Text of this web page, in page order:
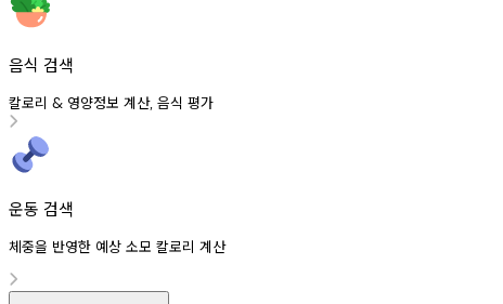
음식 검색
칼로리 & 영양정보 계산, 음식 평가
운동 검색
체중을 반영한 예상 소모 칼로리 계산